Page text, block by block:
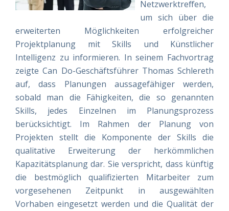
Netzwerktreffen,
um sich über die
erweiterten Möglichkeiten erfolgreicher
Projektplanung mit Skills und Künstlicher
Intelligenz zu informieren. In seinem Fachvortrag
zeigte Can Do-Geschäftsführer Thomas Schlereth
auf, dass Planungen aussagefähiger werden,
sobald man die Fähigkeiten, die so genannten
Skills, jedes Einzelnen im Planungsprozess
berücksichtigt. Im Rahmen der Planung von
Projekten stellt die Komponente der Skills die
qualitative Erweiterung der herkömmlichen
Kapazitätsplanung dar. Sie verspricht, dass künftig
die bestmöglich qualifizierten Mitarbeiter zum
vorgesehenen Zeitpunkt in ausgewählten
Vorhaben eingesetzt werden und die Qualität der